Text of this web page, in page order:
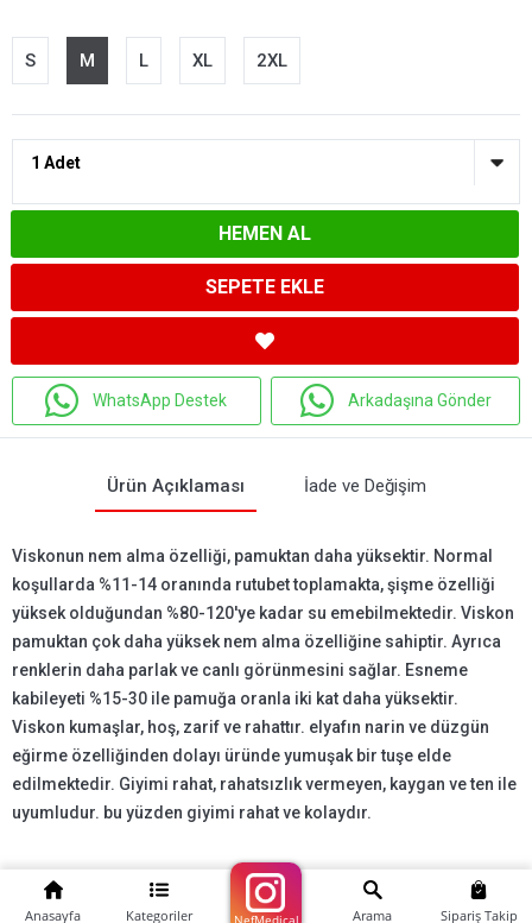
Anasayfa Kategoriler NefMedical Sipariş Takip
Arama
S M L XL 2XL
HEMEN AL
SEPETE EKLE
WhatsApp Destek Arkadaşına Gönder
Ürün Açıklaması İade ve Değişim
Viskonun nem alma özelliği, pamuktan daha yüksektir. Normal
koşullarda %11-14 oranında rutubet toplamakta, şişme özelliği
yüksek olduğundan %80-120'ye kadar su emebilmektedir. Viskon
pamuktan çok daha yüksek nem alma özelliğine sahiptir. Ayrıca
renklerin daha parlak ve canlı görünmesini sağlar. Esneme
kabileyeti %15-30 ile pamuğa oranla iki kat daha yüksektir.
Viskon kumaşlar, hoş, zarif ve rahattır. elyafın narin ve düzgün
eğirme özelliğinden dolayı üründe yumuşak bir tuşe elde
edilmektedir. Giyimi rahat, rahatsızlık vermeyen, kaygan ve ten ile
uyumludur. bu yüzden giyimi rahat ve kolaydır.